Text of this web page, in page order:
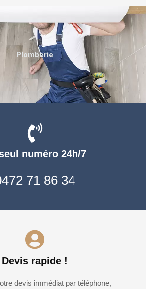
numéro 24h/7
71 86 34
Devis rapide !
devis immédiat par téléphone,
Plomberie